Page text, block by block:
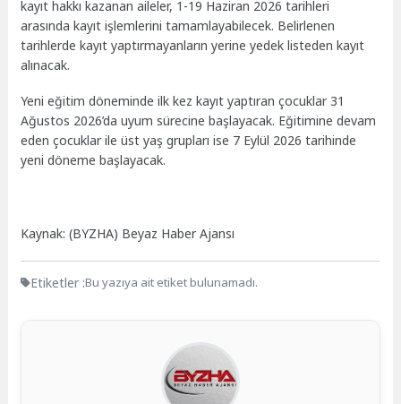
kayıt hakkı kazanan aileler, 1-19 Haziran 2026 tarihleri
arasında kayıt işlemlerini tamamlayabilecek. Belirlenen
tarihlerde kayıt yaptırmayanların yerine yedek listeden kayıt
alınacak.
Yeni eğitim döneminde ilk kez kayıt yaptıran çocuklar 31
Ağustos 2026’da uyum sürecine başlayacak. Eğitimine devam
eden çocuklar ile üst yaş grupları ise 7 Eylül 2026 tarihinde
yeni döneme başlayacak.
Kaynak: (BYZHA) Beyaz Haber Ajansı
Etiketler :Bu yazıya ait etiket bulunamadı.